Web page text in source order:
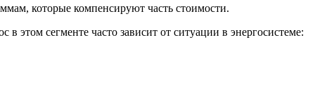
которые компенсируют часть стоимости.
этом сегменте часто зависит от ситуации в энергосистеме: